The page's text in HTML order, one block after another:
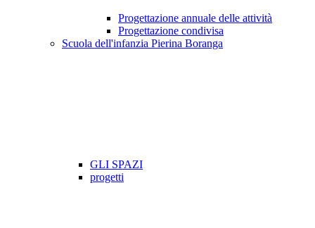
Progettazione annuale delle attività
Progettazione condivisa
Scuola dell'infanzia Pierina Boranga
GLI SPAZI
progetti